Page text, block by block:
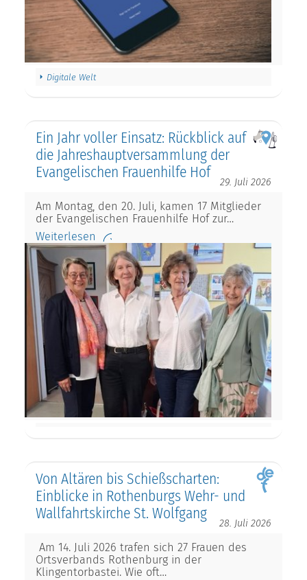
Digitale Welt
Ein Jahr voller Einsatz: Rückblick auf
die Jahreshauptversammlung der
Evangelischen Frauenhilfe Hof
29. Juli 2026
Am Montag, den 20. Juli, kamen 17 Mitglieder
der Evangelischen Frauenhilfe Hof zur…
Weiterlesen
Von Altären bis Schießscharten:
Einblicke in Rothenburgs Wehr- und
Wallfahrtskirche St. Wolfgang
28. Juli 2026
Am 14. Juli 2026 trafen sich 27 Frauen des
Ortsverbands Rothenburg in der
Klingentorbastei. Wie oft…